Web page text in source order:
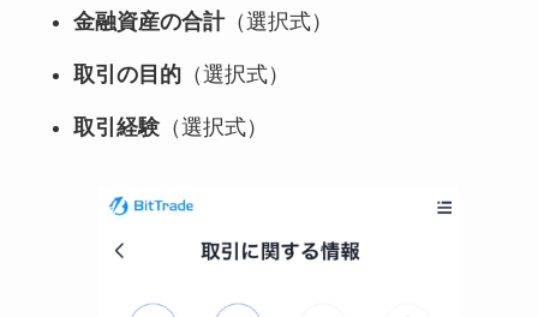
金融資産の合計（選択式）
取引の目的（選択式）
取引経験（選択式）